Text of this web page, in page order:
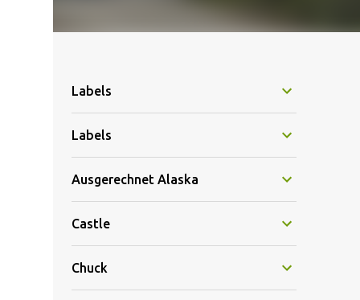
Labels
Labels
Ausgerechnet Alaska
Castle
Chuck